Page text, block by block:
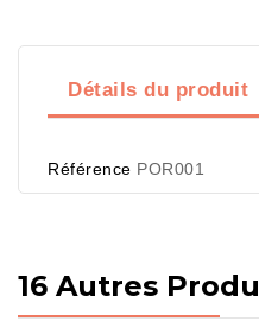
Détails du produit
Référence POR001
16 Autres